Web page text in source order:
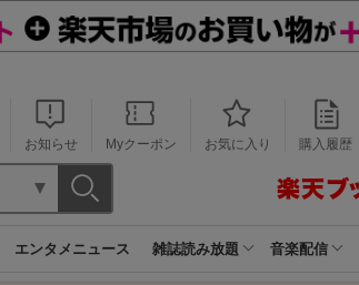
お知らせ Myクーポン お気に入り 購入履歴
エンタメニュース 雑誌読み放題 音楽配信